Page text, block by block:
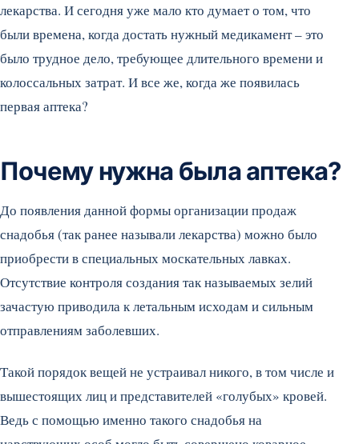
лекарства. И сегодня уже мало кто думает о том, что
были времена, когда достать нужный медикамент – это
было трудное дело, требующее длительного времени и
колоссальных затрат. И все же, когда же появилась
первая аптека?
Почему нужна была аптека?
До появления данной формы организации продаж
снадобья (так ранее называли лекарства) можно было
приобрести в специальных москательных лавках.
Отсутствие контроля создания так называемых зелий
зачастую приводила к летальным исходам и сильным
отправлениям заболевших.
Такой порядок вещей не устраивал никого, в том числе и
вышестоящих лиц и представителей «голубых» кровей.
Ведь с помощью именно такого снадобья на